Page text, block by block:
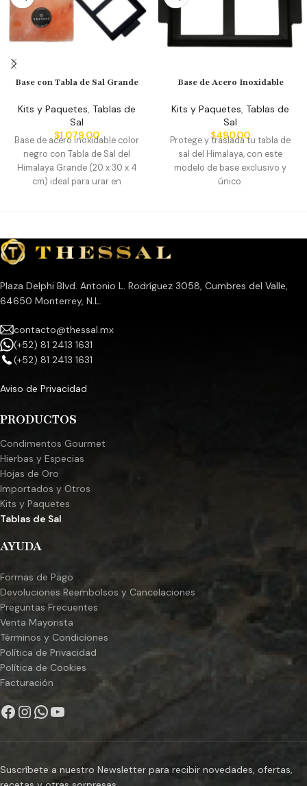
Base con Tabla de Sal Grande
Kits y Paquetes, Tablas de
Sal
$1,079.00
Base de acero inoxidable color
negro con Tabla de Sal del
Himalaya Grande (20 x 30 x 4
cm) ideal para urar en
Además de ser una original y
excelente opción de regalo.
Base de Acero Inoxidable
Kits y Paquetes, Tablas de
Sal
$490.00
Protege y traslada tu tabla de
sal del Himalaya, con este
modelo de base exclusivo y
único.
Plaza Delphi Blvd. Antonio L. Rodríguez 3058, Cumbres del Valle,
64650 Monterrey, N.L.
contacto@thessal.mx
(+52) 81 2413 1631
(+52) 81 2413 1631
Aviso de Privacidad
PRODUCTOS
Condimentos Gourmet
Hierbas y Especias
Hojas de Oro
Importados y Otros
Kits y Paquetes
Tablas de Sal
AYUDA
Formas de Pago
Devoluciones Reembolsos y Cancelaciones
Preguntas Frecuentes
Venta Mayorista
Términos y Condiciones
Política de Privacidad
Política de Cookies
Facturación
Suscríbete a nuestro Newsletter para recibir novedades, ofertas,